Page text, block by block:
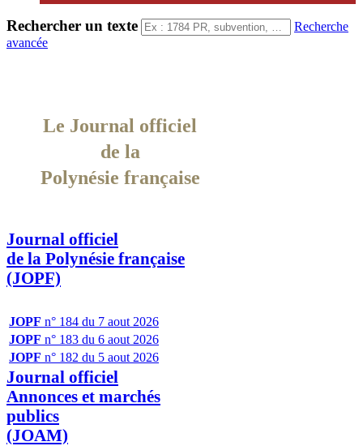
Rechercher un texte
Recherche
avancée
Le Journal officiel
de la
Polynésie française
Journal officiel
de la Polynésie française
(JOPF)
JOPF n° 184 du 7 aout 2026
JOPF n° 183 du 6 aout 2026
JOPF n° 182 du 5 aout 2026
Journal officiel
Annonces et marchés
publics
(JOAM)